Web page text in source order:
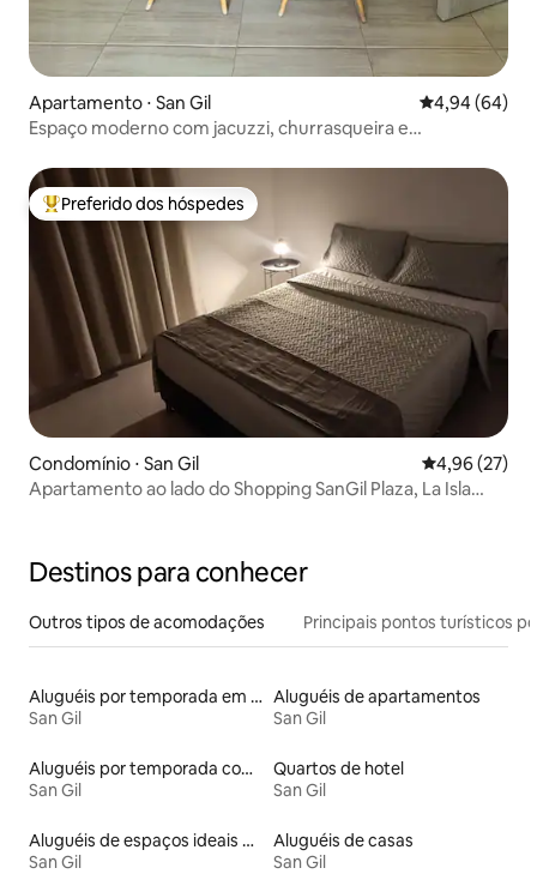
Apartamento ⋅ San Gil 4,94 de uma
4,94 (64)
Espaço moderno com jacuzzi, churrasqueira e
Entre os melhores preferidos dos hóspedes
Preferido dos hóspedes
Condomínio ⋅ San Gil 4,96 de uma
4,96 (27)
Apartamento ao lado do Shopping SanGil Plaza, La Isla
Destinos para conhecer
Outros tipos de acomodações Principais pontos turísticos
Aluguéis por temporada em albergue
San Gil
Aluguéis de apartamentos
San Gil
Aluguéis por temporada com café da manhã
San Gil
Quartos de hotel
San Gil
Aluguéis de espaços ideais para famílias
San Gil
Aluguéis de casas
San Gil